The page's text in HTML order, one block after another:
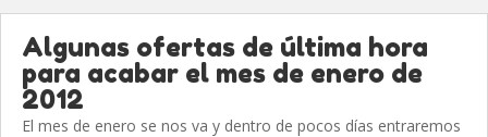
Algunas ofertas de última hora
para acabar el mes de enero de
2012
El mes de enero se nos va y dentro de pocos días entraremos